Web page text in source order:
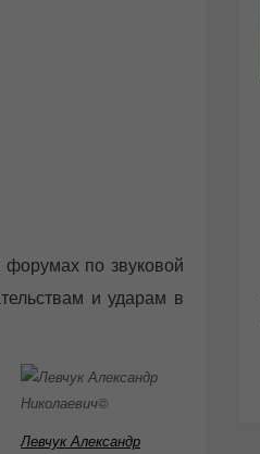
по звуковой
и ударам в
Левчук Александр